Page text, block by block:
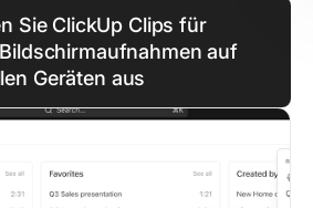
Sie ClickUp Clips für
auf
Geräten aus